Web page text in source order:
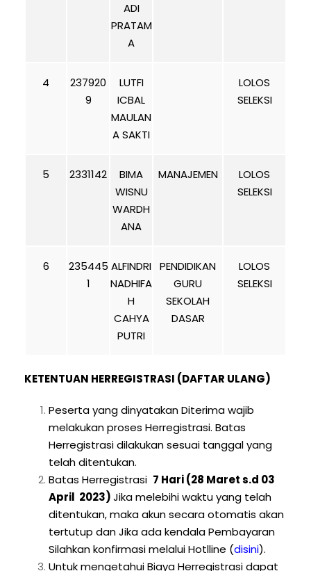
ADI
PRATAM
A
4
237920
9
LUTFI
ICBAL
MAULAN
A SAKTI
LOLOS
SELEKSI
5 2331142
BIMA
WISNU
WARDH
ANA
MANAJEMEN
LOLOS
SELEKSI
6
235445
1
ALFINDRI
NADHIFA
H
CAHYA
PUTRI
PENDIDIKAN
GURU
SEKOLAH
DASAR
LOLOS
SELEKSI
KETENTUAN HERREGISTRASI (DAFTAR ULANG)
Peserta yang dinyatakan Diterima wajib
melakukan proses Herregistrasi. Batas
Herregistrasi dilakukan sesuai tanggal yang
telah ditentukan.
Batas Herregistrasi 7 Hari (28 Maret s.d 03
April 2023)Jika melebihi waktu yang telah
ditentukan, maka akun secara otomatis akan
tertutup dan Jika ada kendala Pembayaran
Silahkan konfirmasi melalui Hotlline (disini).
Untuk mengetahui Biaya Herregistrasi dapat